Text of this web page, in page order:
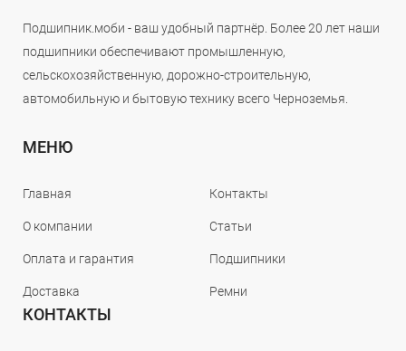
Подшипник.моби - ваш удобный партнёр. Более 20 лет наши
подшипники обеспечивают промышленную,
сельскохозяйственную, дорожно-строительную,
автомобильную и бытовую технику всего Черноземья.
МЕНЮ
Главная
О компании
Оплата и гарантия
Доставка
Контакты
Статьи
Подшипники
Ремни
КОНТАКТЫ